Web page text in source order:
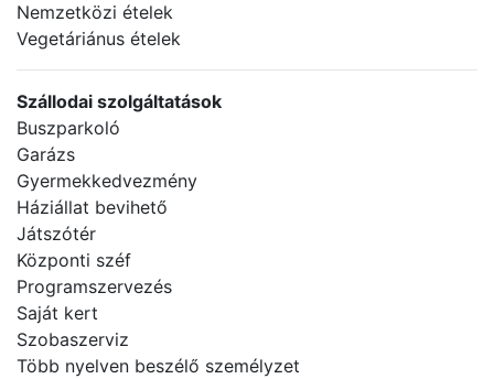
Nemzetközi ételek
Vegetáriánus ételek
Szállodai szolgáltatások
Buszparkoló
Garázs
Gyermekkedvezmény
Háziállat bevihető
Játszótér
Központi széf
Programszervezés
Saját kert
Szobaszerviz
Több nyelven beszélő személyzet